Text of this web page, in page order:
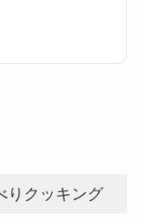
りクッキング